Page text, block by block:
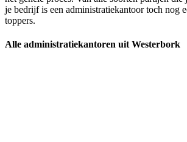
je bedrijf is een administratiekantoor toch nog
toppers.
Alle administratiekantoren uit Westerbork